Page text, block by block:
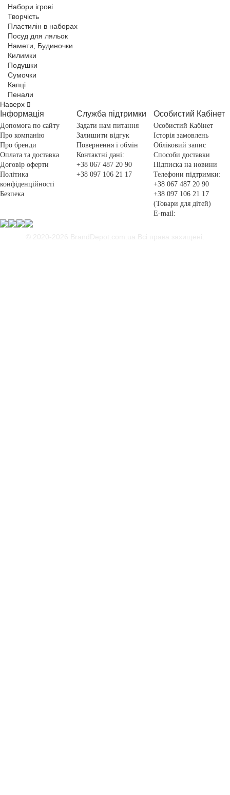
Набори ігрові
Творчість
Пластилін в наборах
Посуд для ляльок
Намети, Будиночки
Килимки
Подушки
Сумочки
Капці
Пенали
Наверх
Інформація
Допомога по сайту
Про компанію
Про бренди
Оплата та доставка
Договір оферти
Політика
конфіденційності
Безпека
Служба підтримки
Задати нам питання
Залишити відгук
Повернення і обмін
Контактні дані:
+38 067 487 20 90
+38 097 106 21 17
Особистий Кабінет
Особистий Кабінет
Історія замовлень
Обліковий запис
Способи доставки
Підписка на новини
Телефони підтримки:
+38 067 487 20 90
+38 097 106 21 17
(Товари для дітей)
E-mail: